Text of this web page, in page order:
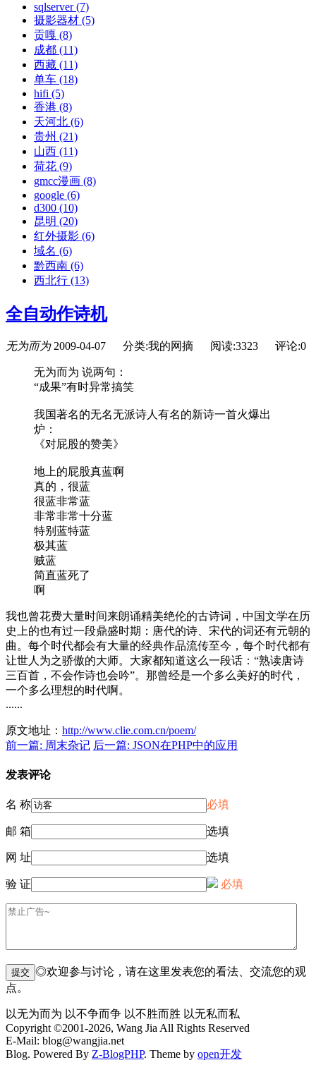
sqlserver(7)
摄影器材 (5)
贡嘎 (8)
成都 (11)
西藏 (11)
单车 (18)
hifi (5)
香港 (8)
天河北 (6)
贵州 (21)
山西 (11)
荷花 (9)
gmcc漫画 (8)
google (6)
d300 (10)
昆明 (20)
红外摄影 (6)
域名 (6)
黔西南 (6)
西北行 (13)
全自动作诗机
无为而为 2009-04-07 分类:我的网摘 阅读:3323 评论:0
无为而为 说两句：
“成果”有时异常搞笑
我国著名的无名无派诗人有名的新诗一首火爆出
炉：
《对屁股的赞美》
地上的屁股真蓝啊
真的，很蓝
很蓝非常蓝
非常非常十分蓝
特别蓝特蓝
极其蓝
贼蓝
简直蓝死了
啊
我也曾花费大量时间来朗诵精美绝伦的古诗词，中国文学在历
史上的也有过一段鼎盛时期：唐代的诗、宋代的词还有元朝的
曲。每个时代都会有大量的经典作品流传至今，每个时代都有
让世人为之骄傲的大师。大家都知道这么一段话：“熟读唐诗
三百首，不会作诗也会吟”。那曾经是一个多么美好的时代，
一个多么理想的时代啊。
......
原文地址： http://www.clie.com.cn/poem/
前一篇: 周末杂记 后一篇: JSON在PHP中的应用
发表评论
名 称 必填
邮 箱 选填
网 址 选填
验 证 必填
◎欢迎参与讨论，请在这里发表您的看法、交流您的观
点。
以无为而为 以不争而争 以不胜而胜 以无私而私
Copyright ©2001-2026, Wang Jia All Rights Reserved
E-Mail: blog@wangjia.net
Blog. Powered By Z-BlogPHP. Theme by open开发